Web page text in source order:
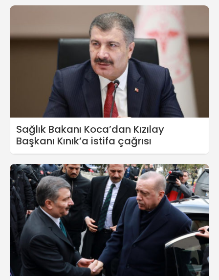
Sağlık Bakanı Koca’dan Kızılay
Başkanı Kınık’a istifa çağrısı